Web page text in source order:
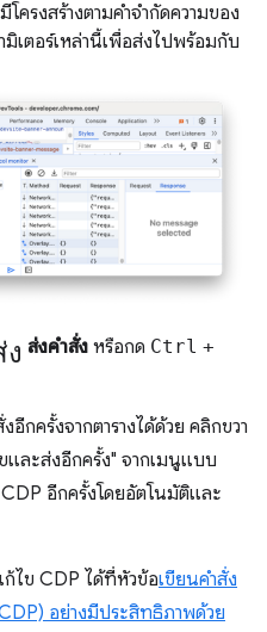
ครงสร้างตามคําจํากัดความของ
มิเตอร์เหล่านี้เพื่อส่งไปพร้อมกับ
ง ส่งคําสั่ง หรือกด Ctrl +
ครั้งจากตารางได้ด้วย คลิกขวา
และส่งอีกครั้ง" จากเมนูแบบ
อีกครั้งโดยอัตโนมัติและ
ไข CDP ได้ที่หัวข้อเขียนคําสั่ง
อย่างมีประสิทธิภาพด้วย